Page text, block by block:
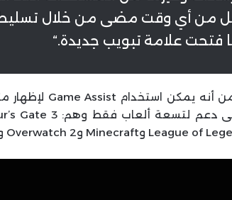
من أي وقت مضى من خلال تسليط
فتحت علامة تبويب جديدة.“